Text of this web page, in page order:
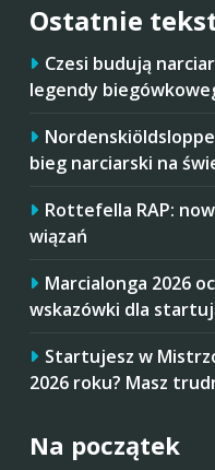
Ostatnie
Czesi budują
legendy
bieg narciarski na
Rottefella RAP:
wiązań
Marcialonga 2026
wskazówki dla
Startujesz w
2026 roku? Masz
Na początek